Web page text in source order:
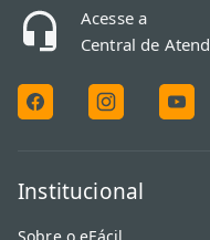
Acesse a
Central de
Institucional